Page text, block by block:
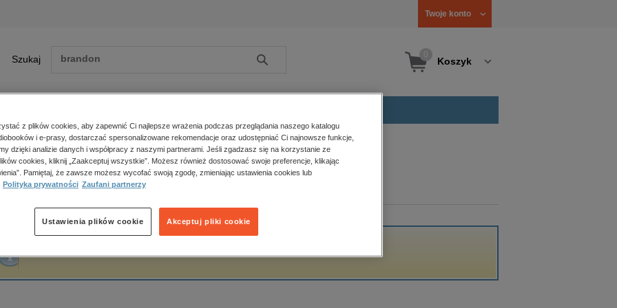
Twoje konto
Szukaj Szukaj Koszyk
Zobacz wszystkie E-prasa
polityka, społeczno-informacyjne
psychologiczne
popularno-naukowe
historia
główna Bartosz Dąbrowski
Dąbrowski
z plików cookies, aby zapewnić Ci najlepsze wrażenia podczas przeglądania naszego katalogu
i e-prasy, dostarczać spersonalizowane rekomendacje oraz udostępniać Ci najnowsze funkcje,
dzięki analizie danych i współpracy z naszymi partnerami. Jeśli zgadzasz się na korzystanie ze
cookies, kliknij „Zaakceptuj wszystkie”. Możesz również dostosować swoje preferencje, klikając
Pamiętaj, że zawsze możesz wycofać swoją zgodę, zmieniając ustawienia cookies lub
Polityka prywatności Zaufani partnerzy
Akceptuj pliki cookie
Ustawienia plików cookie